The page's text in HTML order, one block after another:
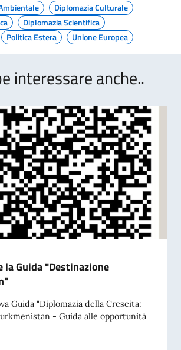
Diplomazia Culturale
Diplomazia Scientifica
Politica Estera Unione Europea
interessare anche..
la Guida "Destinazione
Guida "Diplomazia della Crescita:
- Guida alle opportunità